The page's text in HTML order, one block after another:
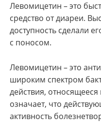
Левомицетин – это
средство от диареи.
доступность сделали
с поносом.
Левомицетин – это
широким спектром
действия,
означает, что
активность